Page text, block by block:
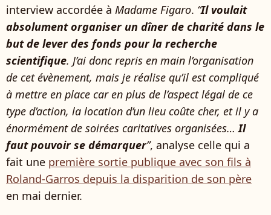
interview accordée à Madame Figaro. “Il voulait
absolument organiser un dîner de charité dans le
but de lever des fonds pour la recherche
scientifique. J’ai donc repris en main l’organisation
de cet évènement, mais je réalise qu’il est compliqué
à mettre en place car en plus de l’aspect légal de ce
type d’action, la location d’un lieu coûte cher, et il y a
énormément de soirées caritatives organisées…Il
faut pouvoir se démarquer”, analyse celle qui a
fait une première sortie publique avec son fils à
Roland-Garros depuis la disparition de son père
en mai dernier.